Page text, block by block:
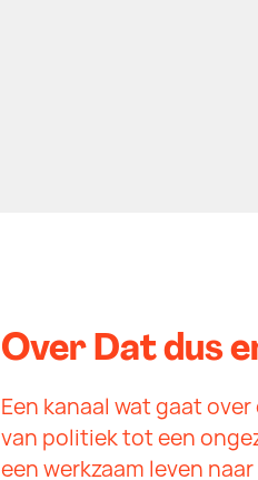
Over Dat dus
Een kanaal wat gaat
van politiek tot een
een werkzaam leven